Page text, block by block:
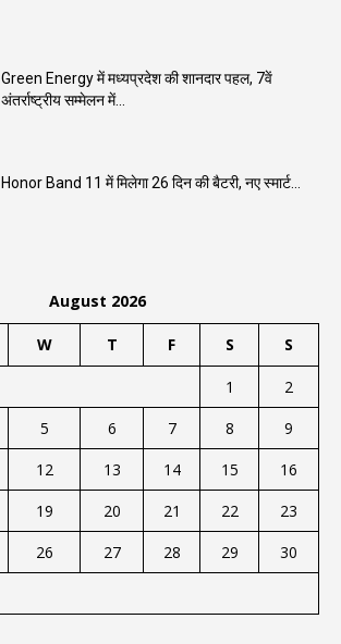
Green Energy में मध्यप्रदेश की शानदार पहल, 7वें
अंतर्राष्ट्रीय सम्मेलन में...
Honor Band 11 में मिलेगा 26 दिन की बैटरी, नए स्मार्ट...
August 2026
W T F S S
1
2
5 6 7 8
9
12 13 14 15
16
19 20 21 22
23
26 27 28 29
30